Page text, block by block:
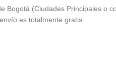
Bogotá (Ciudades Principales
es totalmente gratis.